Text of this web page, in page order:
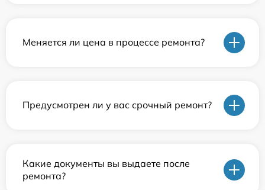
Меняется ли цена в процессе ремонта?
Предусмотрен ли у вас срочный ремонт?
Какие документы вы выдаете после
ремонта?